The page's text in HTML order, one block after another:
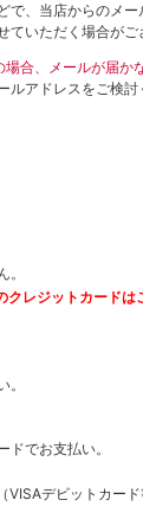
で、当店からのメ
いただく場合がご
合、メールが届か
ルアドレスをご検
レジットカードは
でお支払い。
VISAデビットカード